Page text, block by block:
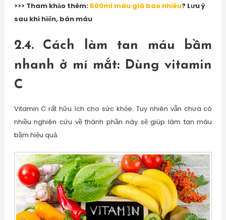
>>> Tham khảo thêm: 500ml máu giá bao nhiêu? Lưu ý
sau khi hiến, bán máu
2.4. Cách làm tan máu bầm
nhanh ở mí mắt: Dùng vitamin
C
Vitamin C rất hữu ích cho sức khỏe. Tuy nhiên vẫn chưa có
nhiều nghiên cứu về thành phần này sẽ giúp làm tan máu
bầm hiệu quả.